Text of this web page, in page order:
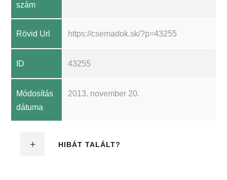
szám
Rövid Url https://csemadok.sk/?p=43255
ID 43255
Módosítás
dátuma
2013. november 20.
HIBÁT TALÁLT?